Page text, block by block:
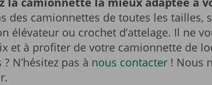
des camionnettes de toutes les tailles,
élévateur ou crochet d’attelage. Il ne
et à profiter de votre camionnette de
N’hésitez pas à nous contacter! Nous